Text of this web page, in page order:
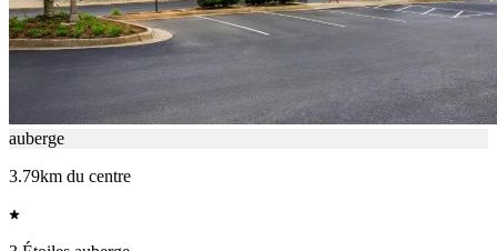
auberge
3.79km du centre